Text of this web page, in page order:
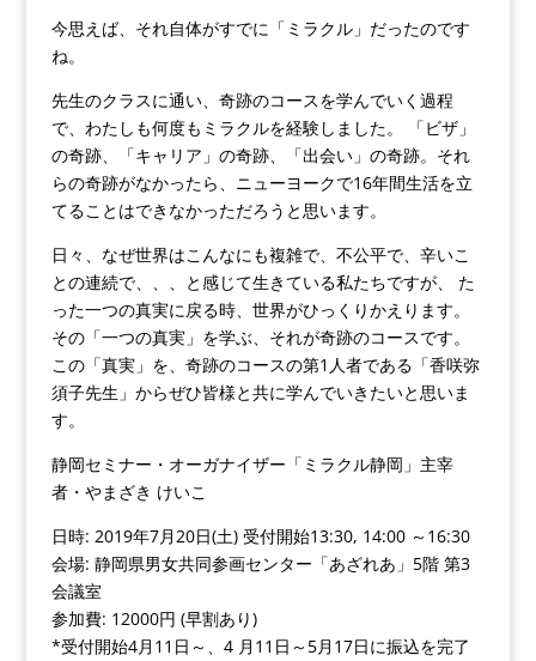
今思えば、それ自体がすでに「ミラクル」だったのです
ね。
先生のクラスに通い、奇跡のコースを学んでいく過程
で、わたしも何度もミラクルを経験しました。 「ビザ」
の奇跡、「キャリア」の奇跡、「出会い」の奇跡。それ
らの奇跡がなかったら、ニューヨークで16年間生活を立
てることはできなかっただろうと思います。
日々、なぜ世界はこんなにも複雑で、不公平で、辛いこ
との連続で、、、と感じて生きている私たちですが、 た
った一つの真実に戻る時、世界がひっくりかえります。
その「一つの真実」を学ぶ、それが奇跡のコースです。
この「真実」を、奇跡のコースの第1人者である「香咲弥
須子先生」からぜひ皆様と共に学んでいきたいと思いま
す。
静岡セミナー・オーガナイザー「ミラクル静岡」主宰
者・やまざき けいこ
日時: 2019年7月20日(土) 受付開始13:30, 14:00 ～16:30
会場: 静岡県男女共同参画センター「あざれあ」5階 第3
会議室
参加費: 12000円 (早割あり)
*受付開始4月11日～、4 月11日～5月17日に振込を完了